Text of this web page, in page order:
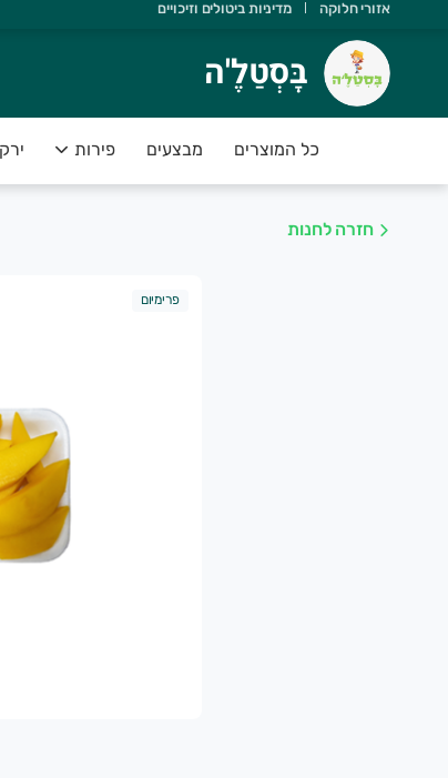
בָּסְטַלֶ'ה
חשוב שתדעו ש:
✅ הפירות והירקות בסטנדרט פרימיום
השירות של בָּסְטַלֶ'ה מספק פיתרון מושלם לקהל לקוחותינו
אזורי חלוקה מדיניות ביטולים וזיכויים
בָּסְטַלֶ'ה
כל המוצרים מבצעים פירות
חזרה לחנות
פרימיום